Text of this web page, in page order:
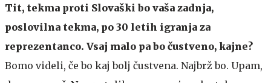
Tit, tekma proti Slovaški bo vaša zadnja,
poslovilna tekma, po 30 letih igranja za
reprezentanco. Vsaj malo pa bo čustveno, kajne?
Bomo videli, če bo kaj bolj čustvena. Najbrž bo. Upam,